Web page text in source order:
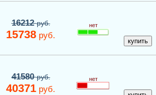
16212руб.
15738 руб.
нет
41580руб.
40371 руб.
нет